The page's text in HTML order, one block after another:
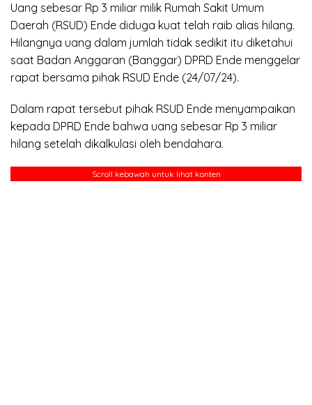
Uang sebesar Rp 3 miliar milik Rumah Sakit Umum
Daerah (RSUD) Ende diduga kuat telah raib alias hilang.
Hilangnya uang dalam jumlah tidak sedikit itu diketahui
saat Badan Anggaran (Banggar) DPRD Ende menggelar
rapat bersama pihak RSUD Ende (24/07/24).
Dalam rapat tersebut pihak RSUD Ende menyampaikan
kepada DPRD Ende bahwa uang sebesar Rp 3 miliar
hilang setelah dikalkulasi oleh bendahara.
Scroll kebawah untuk lihat konten